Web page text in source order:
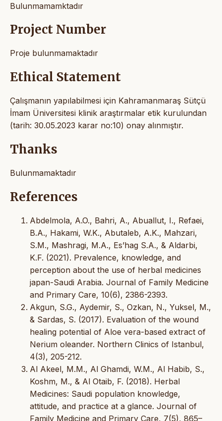
Bulunmamamktadır
Project Number
Proje bulunmamaktadır
Ethical Statement
Çalışmanın yapılabilmesi için Kahramanmaraş Sütçü
İmam Üniversitesi klinik araştırmalar etik kurulundan
(tarih: 30.05.2023 karar no:10) onay alınmıştır.
Thanks
Bulunmamaktadır
References
Abdelmola, A.O., Bahri, A., Abuallut, I., Refaei,
B.A., Hakami, W.K., Abutaleb, A.K., Mahzari,
S.M., Mashragi, M.A., Es’hag S.A., & Aldarbi,
K.F. (2021). Prevalence, knowledge, and
perception about the use of herbal medicines
japan-Saudi Arabia. Journal of Family Medicine
and Primary Care, 10(6), 2386-2393.
Akgun, S.G., Aydemir, S., Ozkan, N., Yuksel, M.,
& Sardas, S. (2017). Evaluation of the wound
healing potential of Aloe vera-based extract of
Nerium oleander. Northern Clinics of Istanbul,
4(3), 205-212.
Al Akeel, M.M., Al Ghamdi, W.M., Al Habib, S.,
Koshm, M., & Al Otaib, F. (2018). Herbal
Medicines: Saudi population knowledge,
attitude, and practice at a glance. Journal of
Family Medicine and Primary Care, 7(5), 865–